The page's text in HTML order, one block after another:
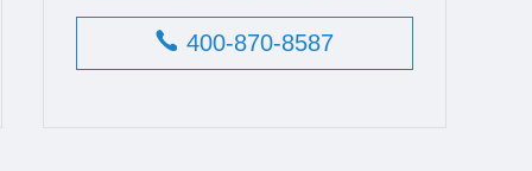
400-870-8587